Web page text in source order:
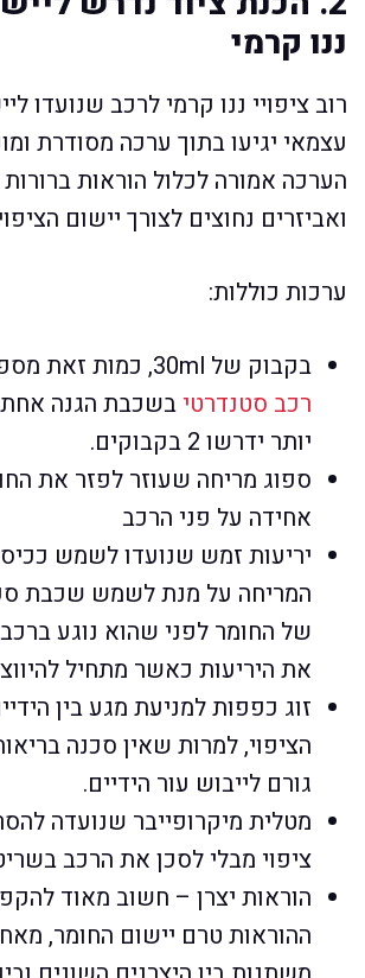
ננו קרמי
רוב ציפויי ננו קרמי לרכב שנועדו
עצמאי יגיעו בתוך ערכה מסודרת
הערכה אמורה לכלול הוראות
ואביזרים נחוצים לצורך יישום
ערכות כוללות:
בקבוק של 30ml, כמות זאת מספיקה לכיסוי
רכב סטנדרטיבשכבת הגנה
יותר ידרשו 2 בקבוקים.
ספוג מריחה שעוזר לפזר את
אחידה על פני הרכב
יריעות זמש שנועדו לשמש
המריחה על מנת לשמש שכבת
של החומר לפני שהוא נוגע
את היריעות כאשר מתחיל
זוג כפפות למניעת מגע בין
הציפוי, למרות שאין סכנה
גורם לייבוש עור הידיים.
מטלית מיקרופייבר שנועדה
ציפוי מבלי לסכן את הרכב
הוראות יצרן – חשוב מאוד
ההוראות טרם יישום החומר,